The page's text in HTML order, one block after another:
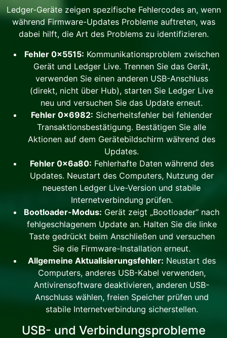
Ledger-Geräte zeigen spezifische Fehlercodes an, wenn
während Firmware-Updates Probleme auftreten, was
dabei hilft, die Art des Problems zu identifizieren.
Fehler 0x5515: Kommunikationsproblem zwischen
Gerät und Ledger Live. Trennen Sie das Gerät,
verwenden Sie einen anderen USB-Anschluss
(direkt, nicht über Hub), starten Sie Ledger Live
neu und versuchen Sie das Update erneut.
Fehler 0x6982: Sicherheitsfehler bei fehlender
Transaktionsbestätigung. Bestätigen Sie alle
Aktionen auf dem Gerätebildschirm während des
Updates.
Fehler 0x6a80: Fehlerhafte Daten während des
Updates. Neustart des Computers, Nutzung der
neuesten Ledger Live-Version und stabile
Internetverbindung prüfen.
Bootloader-Modus: Gerät zeigt „Bootloader“ nach
fehlgeschlagenem Update an. Halten Sie die linke
Taste gedrückt beim Anschließen und versuchen
Sie die Firmware-Installation erneut.
Allgemeine Aktualisierungsfehler: Neustart des
Computers, anderes USB-Kabel verwenden,
Antivirensoftware deaktivieren, anderen USB-
Anschluss wählen, freien Speicher prüfen und
stabile Internetverbindung sicherstellen.
USB- und Verbindungsprobleme